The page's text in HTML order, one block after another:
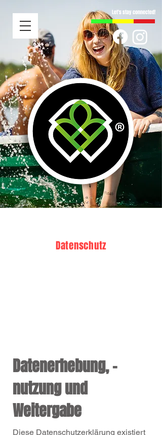
Let's stay connected!
Datenschutz
Datenerhebung, -
nutzung und
Weitergabe
Diese Datenschutzerklärung existiert